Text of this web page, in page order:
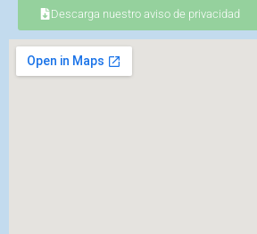
Descarga nuestro aviso de privacidad